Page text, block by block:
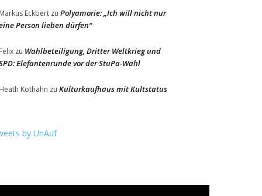
Markus Eckbert zu Polyamorie: „Ich will nicht nur
Person lieben dürfen“
Felix zu Wahlbeteiligung, Dritter Weltkrieg und
Elefantenrunde vor der StuPa-Wahl
Heath Kothahn zu Kulturkaufhaus mit Kultstatus
by UnAuf